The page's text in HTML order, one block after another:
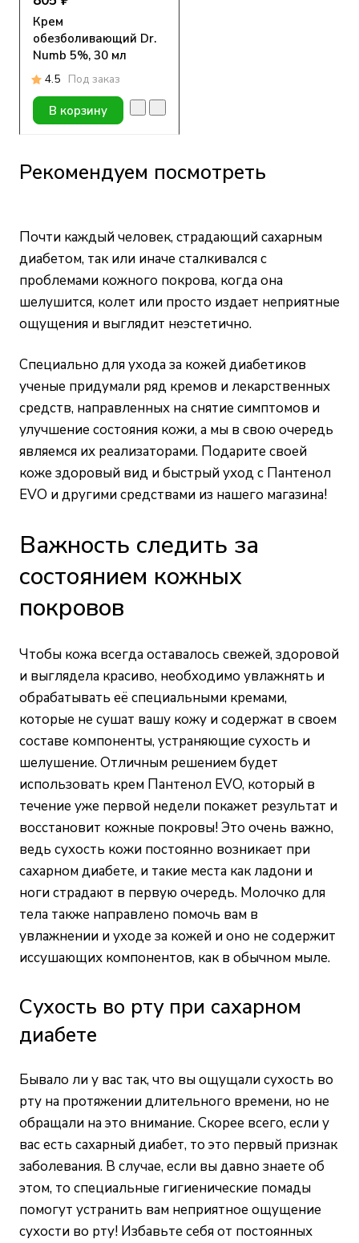
Крем
обезболивающий Dr.
Numb 5%, 30 мл
4.5 Под заказ
В корзину
Рекомендуем посмотреть
Почти каждый человек, страдающий сахарным
диабетом, так или иначе сталкивался с
проблемами кожного покрова, когда она
шелушится, колет или просто издает неприятные
ощущения и выглядит неэстетично.
Специально для ухода за кожей диабетиков
ученые придумали ряд кремов и лекарственных
средств, направленных на снятие симптомов и
улучшение состояния кожи, а мы в свою очередь
являемся их реализаторами. Подарите своей
коже здоровый вид и быстрый уход с Пантенол
EVO и другими средствами из нашего магазина!
Важность следить за
состоянием кожных
покровов
Чтобы кожа всегда оставалось свежей, здоровой
и выглядела красиво, необходимо увлажнять и
обрабатывать её специальными кремами,
которые не сушат вашу кожу и содержат в своем
составе компоненты, устраняющие сухость и
шелушение. Отличным решением будет
использовать крем Пантенол EVO, который в
течение уже первой недели покажет результат и
восстановит кожные покровы! Это очень важно,
ведь сухость кожи постоянно возникает при
сахарном диабете, и такие места как ладони и
ноги страдают в первую очередь. Молочко для
тела также направлено помочь вам в
увлажнении и уходе за кожей и оно не содержит
иссушающих компонентов, как в обычном мыле.
Сухость во рту при сахарном
диабете
Бывало ли у вас так, что вы ощущали сухость во
рту на протяжении длительного времени, но не
обращали на это внимание. Скорее всего, если у
вас есть сахарный диабет, то это первый признак
заболевания. В случае, если вы давно знаете об
этом, то специальные гигиенические помады
помогут устранить вам неприятное ощущение
сухости во рту! Избавьте себя от постоянных